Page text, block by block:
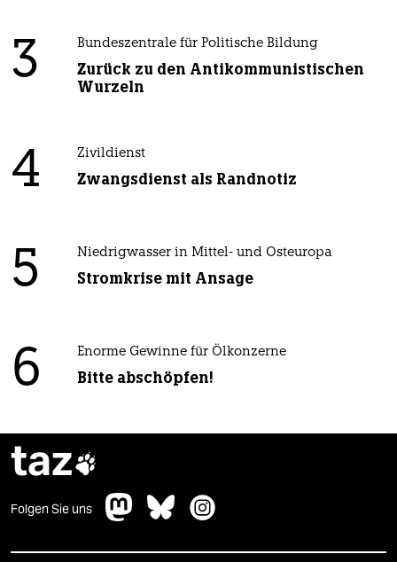
3 Bundeszentrale für Politische Bildung
Zurück zu den Antikommunistischen
Wurzeln
4 Zivildienst
Zwangsdienst als Randnotiz
5 Niedrigwasser in Mittel- und Osteuropa
Stromkrise mit Ansage
6 Enorme Gewinne für Ölkonzerne
Bitte abschöpfen!
taz
Folgen Sie uns